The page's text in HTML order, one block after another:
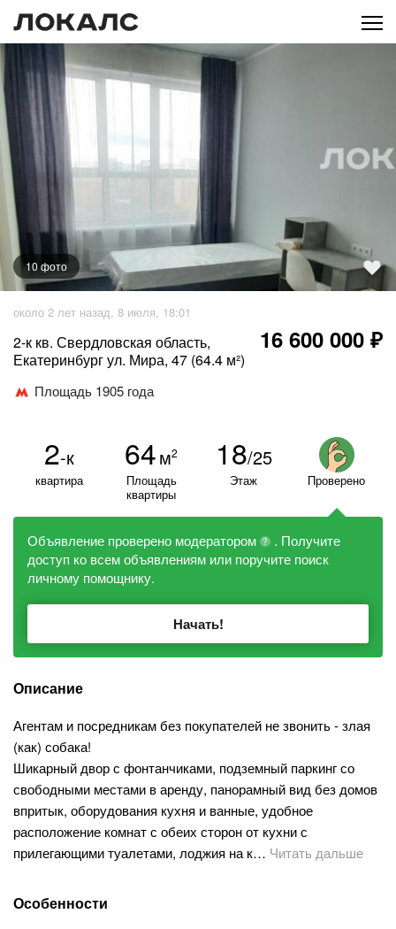
10 фото
около 2 лет назад, 8 июля, 18:01
2-к кв. Свердловская область,
Екатеринбург ул. Мира, 47 (64.4 м²)
16 600 000 ₽
Площадь 1905 года
2-к
квартира
64м2
Площадь
квартиры
18/25
Этаж Проверено
Объявление проверено модератором ?
. Получите
доступ ко всем объявлениям или поручите поиск
личному помощнику.
Начать!
Описание
Агентам и посредникам без покупателей не звонить - злая
(как) собака!
Шикарный двор с фонтанчиками, подземный паркинг со
свободными местами в аренду, панорамный вид без домов
впритык, оборудования кухня и ванные, удобное
расположение комнат с обеих сторон от кухни с
прилегающими туалетами, лоджия на к… Читать дальше
Особенности